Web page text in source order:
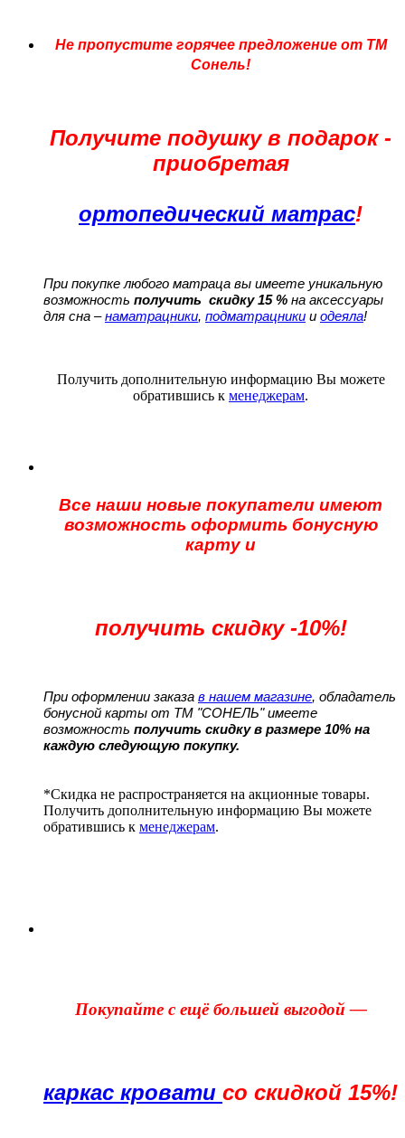
Не пропустите горячее предложение от ТМ
Сонель!
Получите подушку в подарок -
приобретая
ортопедический матрас!
При покупке любого матраца вы имеете уникальную
возможность получить скидку 15 % на аксессуары
для сна –наматрацники, подматрацники и одеяла!
Получить дополнительную информацию Вы можете
обратившись к менеджерам.
Все наши новые покупатели имеют
возможность оформить бонусную
карту и
получить скидку -10%!
При оформлении заказа в нашем магазине, обладатель
бонусной карты от ТМ "СОНЕЛЬ" имеете
возможность получить скидку в размере 10% на
каждую следующую покупку.
*Скидка не распространяется на акционные товары.
Получить дополнительную информацию Вы можете
обратившись к менеджерам.
Покупайте с ещё большей выгодой —
каркас кровати со скидкой 15%!